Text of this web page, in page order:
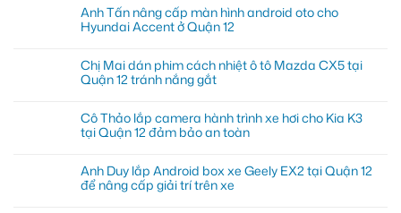
Anh Tấn nâng cấp màn hình android oto cho
Hyundai Accent ở Quận 12
Chị Mai dán phim cách nhiệt ô tô Mazda CX5 tại
Quận 12 tránh nắng gắt
Cô Thảo lắp camera hành trình xe hơi cho Kia K3
tại Quận 12 đảm bảo an toàn
Anh Duy lắp Android box xe Geely EX2 tại Quận 12
để nâng cấp giải trí trên xe